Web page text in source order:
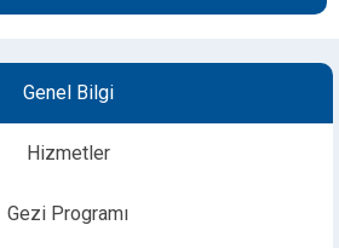
Genel Bilgi
Hizmetler
Gezi Programı